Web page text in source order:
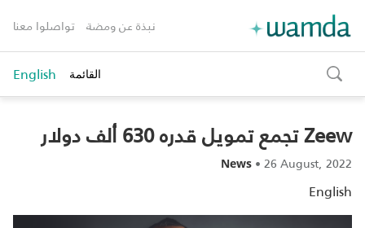
نبذة عن ومضة تواصلوا معنا
toggle
search
القائمة English
Zeew تجمع تمويل قدره 630 ألف دولار
News •26 August, 2022
English